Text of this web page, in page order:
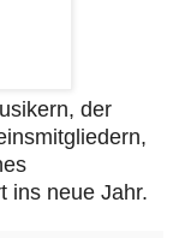
der
ins neue Jahr.